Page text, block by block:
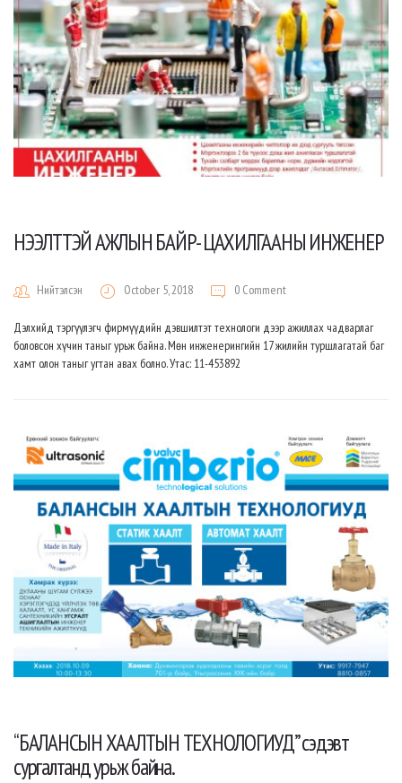
НЭЭЛТТЭЙ АЖЛЫН БАЙР- ЦАХИЛГААНЫ ИНЖЕНЕР
Нийтэлсэн October 5, 2018 0 Comment
Дэлхийд тэргүүлэгч фирмүүдийн дэвшилтэт технологи дээр ажиллах чадварлаг
боловсон хүчин таныг урьж байна. Мөн инженерингийн 17 жилийн туршлагатай баг
хамт олон таныг угтан авах болно. Утас: 11-453892
“БАЛАНСЫН ХААЛТЫН ТЕХНОЛОГИУД” сэдэвт
сургалтанд урьж байна.